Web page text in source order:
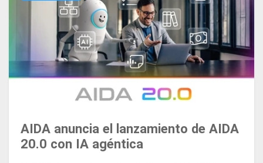
AIDA anuncia el lanzamiento de AIDA
20.0 con IA agéntica